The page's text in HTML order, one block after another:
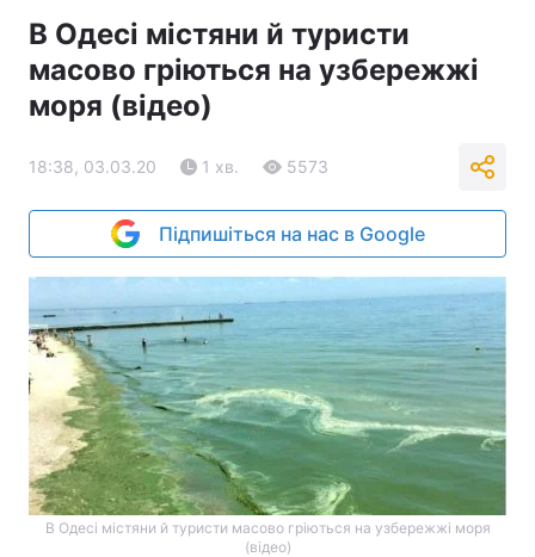
В Одесі містяни й туристи
масово гріються на узбережжі
моря (відео)
18:38, 03.03.20 1 хв. 5573
Підпишіться на нас в Google
В Одесі містяни й туристи масово гріються на узбережжі моря
(відео)